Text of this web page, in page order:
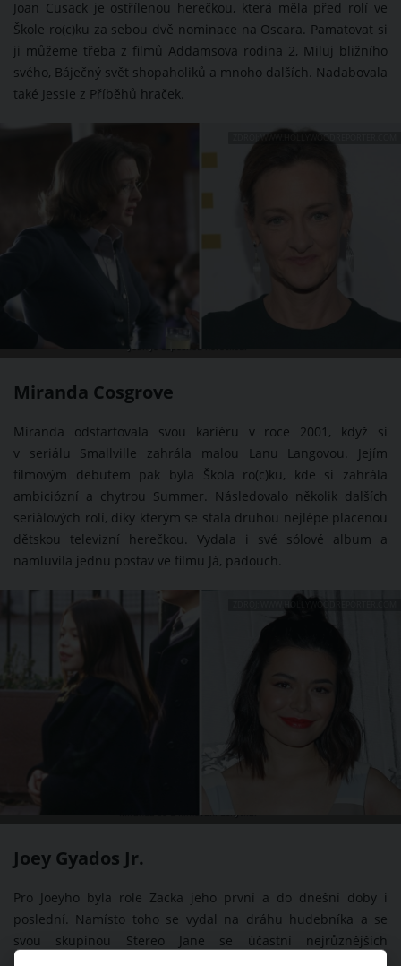
Joan Cusack je ostřílenou herečkou, která měla před rolí ve
Škole ro(c)ku za sebou dvě nominace na Oscara. Pamatovat si
ji můžeme třeba z filmů Addamsova rodina 2, Miluj bližního
svého, Báječný svět shopaholiků a mnoho dalších. Nadabovala
také Jessie z Příběhů hraček.
ZDROJ: WWW.HOLLYWOODREPORTER.COM
Miranda Cosgrove
Miranda odstartovala svou kariéru v roce 2001, když si
v seriálu Smallville zahrála malou Lanu Langovou. Jejím
filmovým debutem pak byla Škola ro(c)ku, kde si zahrála
ambiciózní a chytrou Summer. Následovalo několik dalších
seriálových rolí, díky kterým se stala druhou nejlépe placenou
dětskou televizní herečkou. Vydala i své sólové album a
namluvila jednu postav ve filmu Já, padouch.
Joey Gyados Jr.
Pro Joeyho byla role Zacka jeho první a do dnešní doby i
poslední. Namísto toho se vydal na dráhu hudebníka a se
svou skupinou Stereo Jane se účastní nejrůznějších